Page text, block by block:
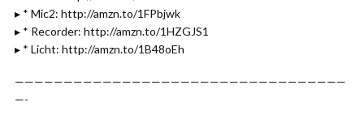
▸ * Mic2: http://amzn.to/1FPbjwk
▸ * Recorder: http://amzn.to/1HZGJS1
▸ * Licht: http://amzn.to/1B48oEh
——————————————————————————————————
—-